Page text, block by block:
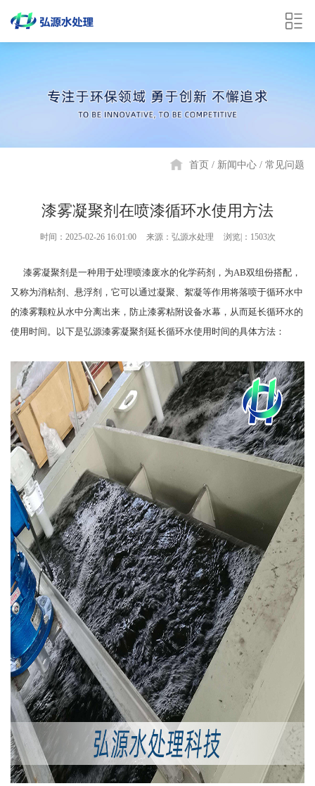
首页 新闻中心 常见问题
漆雾凝聚剂在喷漆循环水使用方法
时间：2025-02-26 16:01:00 来源：弘源水处理 浏览|：1503次
漆雾凝聚剂是一种用于处理喷漆废水的化学药剂，为AB双组份搭配，
又称为消粘剂、悬浮剂，它可以通过凝聚、絮凝等作用将落喷于循环水中
的漆雾颗粒从水中分离出来，防止漆雾粘附设备水幕，从而延长循环水的
使用时间。以下是弘源漆雾凝聚剂延长循环水使用时间的具体方法：